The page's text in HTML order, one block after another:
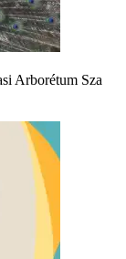
fesztivál, a